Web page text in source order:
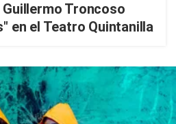
Troncoso
en el Teatro Quintanilla